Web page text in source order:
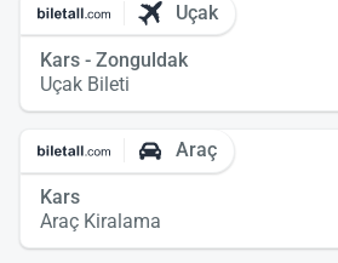
Uçak
Kars - Zonguldak
Uçak Bileti
Araç
Kars
Araç Kiralama